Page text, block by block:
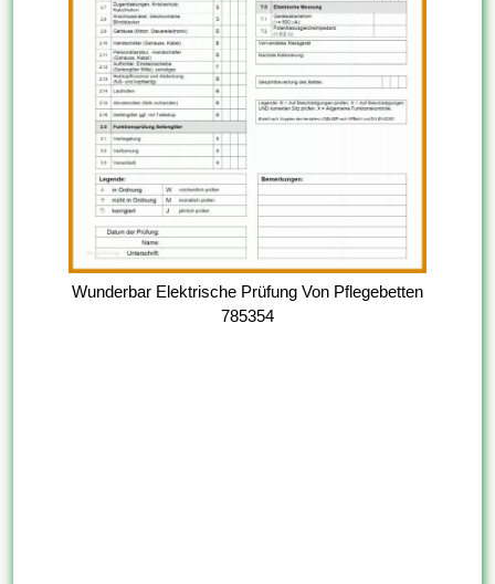
Wunderbar Elektrische Prüfung Von Pflegebetten
785354